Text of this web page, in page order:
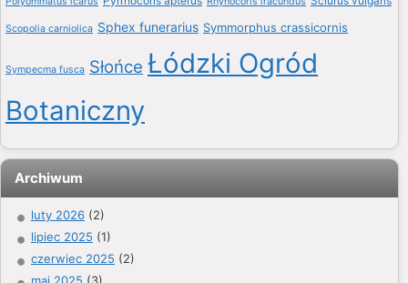
Scopolia carniolica Sphex funerarius Symmorphus crassicornis
Sympecma fusca Słońce Łódzki Ogród
Botaniczny
Archiwum
luty 2026 (2)
lipiec 2025 (1)
czerwiec 2025 (2)